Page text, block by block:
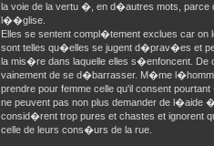
la voie de la vertu �, en d�autres mots,
l��glise.
Elles se sentent compl�tement exclues car
sont telles qu�elles se jugent d�prav�es et
la mis�re dans laquelle elles s�enfoncent.
vainement de se d�barrasser. M�me
prendre pour femme celle qu'il consent
ne peuvent pas non plus demander de
consid�rent trop pures et chastes et ignorent
celle de leurs cons�urs de la rue.